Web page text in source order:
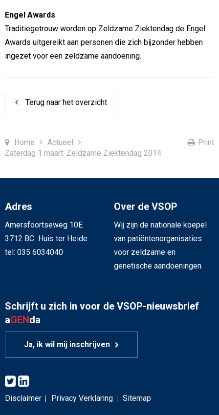
Engel Awards
Traditiegetrouw worden op Zeldzame Ziektendag de Engel
Awards uitgereikt aan personen die zich bijzonder hebben
ingezet voor een zeldzame aandoening.
Terug naar het overzicht
Home
Actueel
Zaterdag 1 maart: Zeldzame Ziektendag 2014
Print
Adres
Amersfoortseweg 10E
3712 BC Huis ter Heide
tel: 035 6034040
Over de VSOP
Wij zijn de nationale koepel
van patiëntenorganisaties
voor zeldzame en
genetische aandoeningen.
Schrijft u zich in voor de VSOP-nieuwsbrief
aGENda
Ja, ik wil mij inschrijven
Disclaimer Privacy Verklaring Sitemap